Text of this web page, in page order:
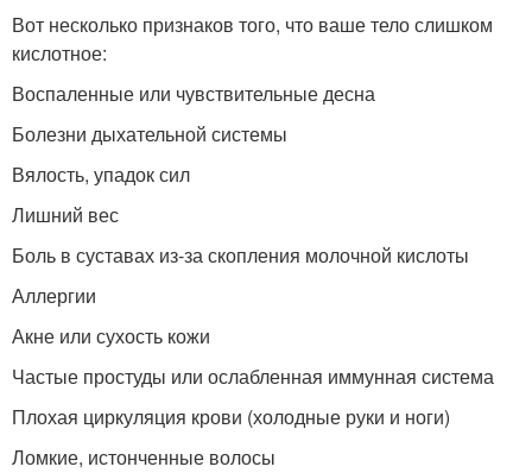
Вот несколько признаков того, что ваше тело слишком
кислотное:
Воспаленные или чувствительные десна
Болезни дыхательной системы
Вялость, упадок сил
Лишний вес
Боль в суставах из-за скопления молочной кислоты
Аллергии
Акне или сухость кожи
Частые простуды или ослабленная иммунная система
Плохая циркуляция крови (холодные руки и ноги)
Ломкие, истонченные волосы